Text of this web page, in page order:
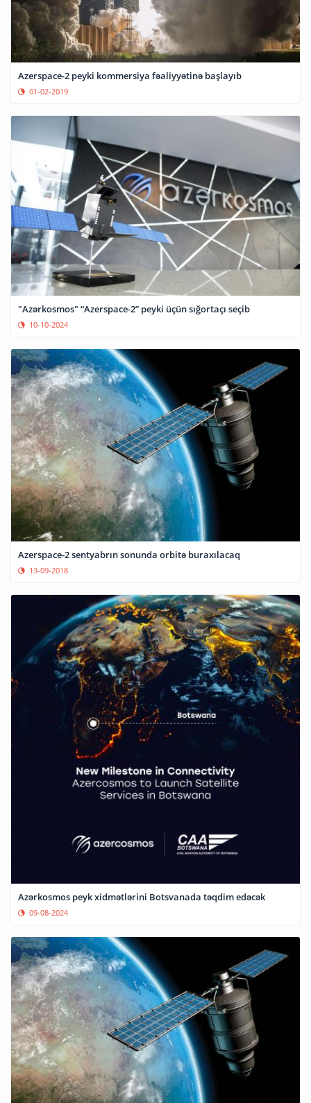
Azerspace-2 peyki kommersiya fəaliyyətinə başlayıb
01-02-2019
"Azərkosmos" “Azerspace-2” peyki üçün sığortaçı seçib
10-10-2024
Azerspace-2 sentyabrın sonunda orbitə buraxılacaq
13-09-2018
Azərkosmos peyk xidmətlərini Botsvanada təqdim edəcək
09-08-2024